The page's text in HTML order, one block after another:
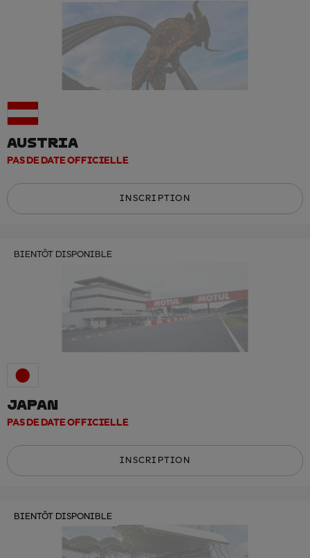
AUSTRIA
PAS DE DATE OFFICIELLE
INSCRIPTION
BIENTÔT DISPONIBLE
JAPAN
PAS DE DATE OFFICIELLE
INSCRIPTION
BIENTÔT DISPONIBLE